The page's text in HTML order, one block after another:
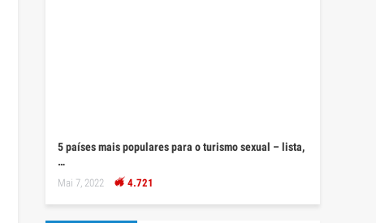
5 países mais populares para o turismo sexual – lista,
…
Mai 7, 2022 4.721